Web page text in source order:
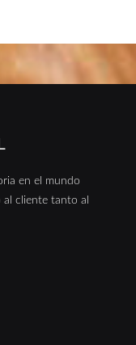
en el mundo
al cliente tanto al